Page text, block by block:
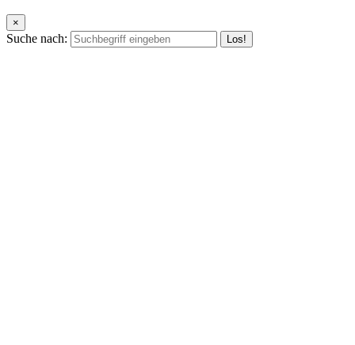
×
Suche nach: